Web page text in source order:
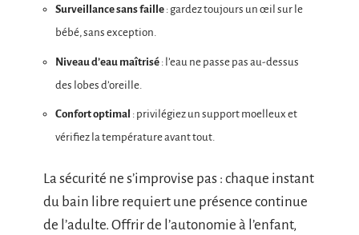
Surveillance sans faille : gardez toujours un œil sur le
bébé, sans exception.
Niveau d’eau maîtrisé : l’eau ne passe pas au-dessus
des lobes d’oreille.
Confort optimal : privilégiez un support moelleux et
vérifiez la température avant tout.
La sécurité ne s’improvise pas : chaque instant
du bain libre requiert une présence continue
de l’adulte. Offrir de l’autonomie à l’enfant,